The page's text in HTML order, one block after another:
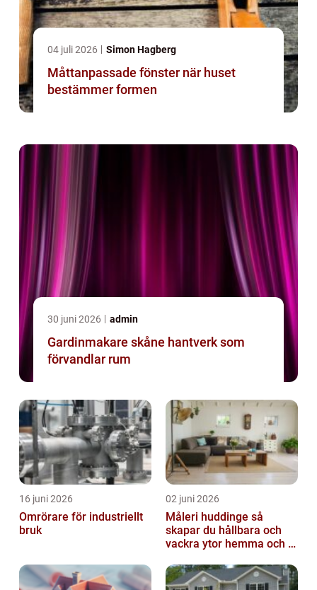
04 juli 2026 Simon Hagberg
Måttanpassade fönster när huset
bestämmer formen
30 juni 2026 admin
Gardinmakare skåne hantverk som
förvandlar rum
16 juni 2026
Omrörare för industriellt
bruk
02 juni 2026
Måleri huddinge så
skapar du hållbara och
vackra ytor hemma och i